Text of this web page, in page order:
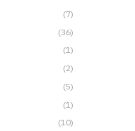
(7)
(36)
(1)
(2)
(5)
(1)
(10)